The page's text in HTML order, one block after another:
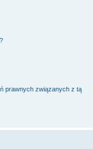
prawnych związanych z tą